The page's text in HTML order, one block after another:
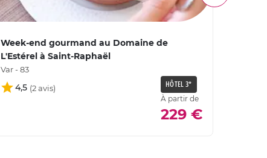
Week-end gourmand au Domaine de
L'Estérel à Saint-Raphaël
Var - 83
4,5 HÔTEL 3*
À partir de
229 €